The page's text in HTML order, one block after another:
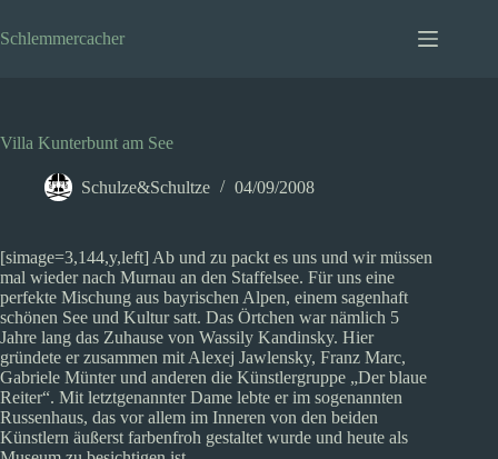
Inhalt
springen
Schlemmercacher
Villa Kunterbunt am See
Schulze&Schultze 04/09/2008
[simage=3,144,y,left] Ab und zu packt es uns und wir müssen
mal wieder nach Murnau an den Staffelsee. Für uns eine
perfekte Mischung aus bayrischen Alpen, einem sagenhaft
schönen See und Kultur satt. Das Örtchen war nämlich 5
Jahre lang das Zuhause von Wassily Kandinsky. Hier
gründete er zusammen mit Alexej Jawlensky, Franz Marc,
Gabriele Münter und anderen die Künstlergruppe „Der blaue
Reiter“. Mit letztgenannter Dame lebte er im sogenannten
Russenhaus, das vor allem im Inneren von den beiden
Künstlern äußerst farbenfroh gestaltet wurde und heute als